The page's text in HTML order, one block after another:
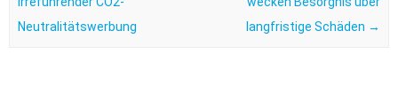
Neutralitätswerbung
langfristige Schäden →